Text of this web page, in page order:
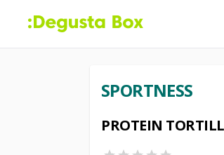
SPORTNESS
PROTEIN